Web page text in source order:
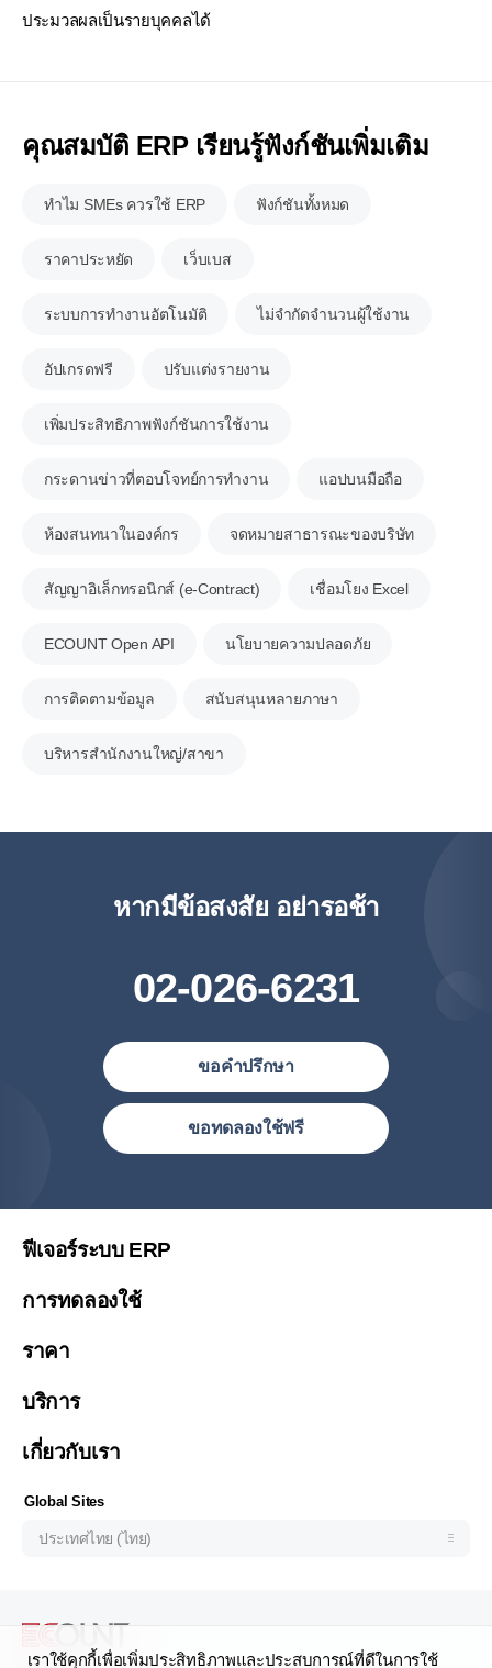
ประมวลผลเป็นรายบุคคลได้
คุณสมบัติ ERP เรียนรู้ฟังก์ชันเพิ่มเติม
ทำไม SMEs ควรใช้ ERP ฟังก์ชันทั้งหมด
ราคาประหยัด เว็บเบส
ระบบการทำงานอัตโนมัติ ไม่จำกัดจำนวนผู้ใช้งาน
อัปเกรดฟรี ปรับแต่งรายงาน
เพิ่มประสิทธิภาพฟังก์ชันการใช้งาน
กระดานข่าวที่ตอบโจทย์การทำงาน แอปบนมือถือ
ห้องสนทนาในองค์กร จดหมายสาธารณะของบริษัท
สัญญาอิเล็กทรอนิกส์ (e-Contract) เชื่อมโยง Excel
ECOUNT Open API นโยบายความปลอดภัย
การติดตามข้อมูล สนับสนุนหลายภาษา
บริหารสำนักงานใหญ่/สาขา
หากมีข้อสงสัย อย่ารอช้า
02-026-6231
ขอคำปรึกษา
ขอทดลองใช้ฟรี
ฟีเจอร์ระบบ ERP
การทดลองใช้
ราคา
บริการ
เกี่ยวกับเรา
Global Sites
ประเทศไทย (ไทย)
ประเทศไทย (ไทย)
繁體中文
Việt Nam (Tiếng Việt)
Malaysia (English)
Philipines(English)
Узбекистан (русский)
เราใช้คุกกี้เพื่อเพิ่มประสิทธิภาพและประสบการณ์ที่ดีในการใช้